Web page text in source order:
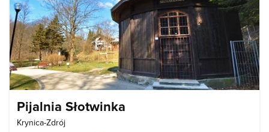
Pijalnia Słotwinka
Krynica-Zdrój